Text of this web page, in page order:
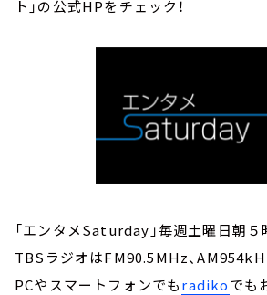
ト」の公式HPをチェック！
「エンタメSaturday」毎週土曜日朝５
TBSラジオはFM90.5MHz、
PCやスマートフォンでもradikoでも